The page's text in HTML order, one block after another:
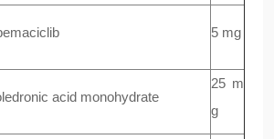
5 mg
acid monohydrate
25 m
g